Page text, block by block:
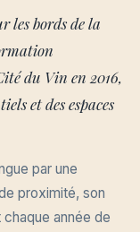
bords de la
du Vin en 2016,
et des espaces
par une
proximité, son
année de